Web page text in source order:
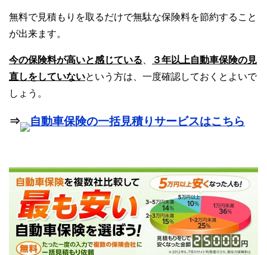
無料で見積もりを取るだけで無駄な保険料を節約すること
が出来ます。
今の保険料が高いと感じている
３年以上自動車保険の見
直しをしていないという方は、一度確認しておくとよいで
しょう。
⇒ 自動車保険の一括見積りサービスはこちら